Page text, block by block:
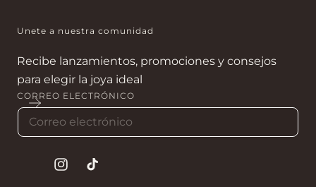
Unete a nuestra comunidad
Recibe lanzamientos, promociones y consejos
para elegir la joya ideal
CORREO ELECTRÓNICO
Instagram
tiktok